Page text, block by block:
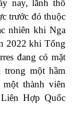
nay, lãnh thổ
trước đó thuộc
nhiên khi Nga
2022 khi Tổng
đang có mặt
trong một hầm
thành viên
Hợp Quốc